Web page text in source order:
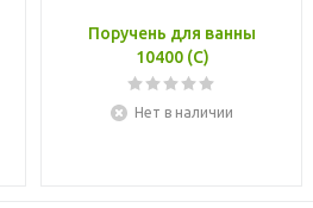
Поручень для ванны
10400 (С)
Нет в наличии